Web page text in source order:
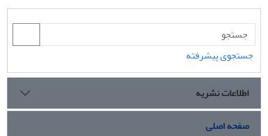
جستجوی پیشرفته
اطلاعات نشریه
صفحه اصلی